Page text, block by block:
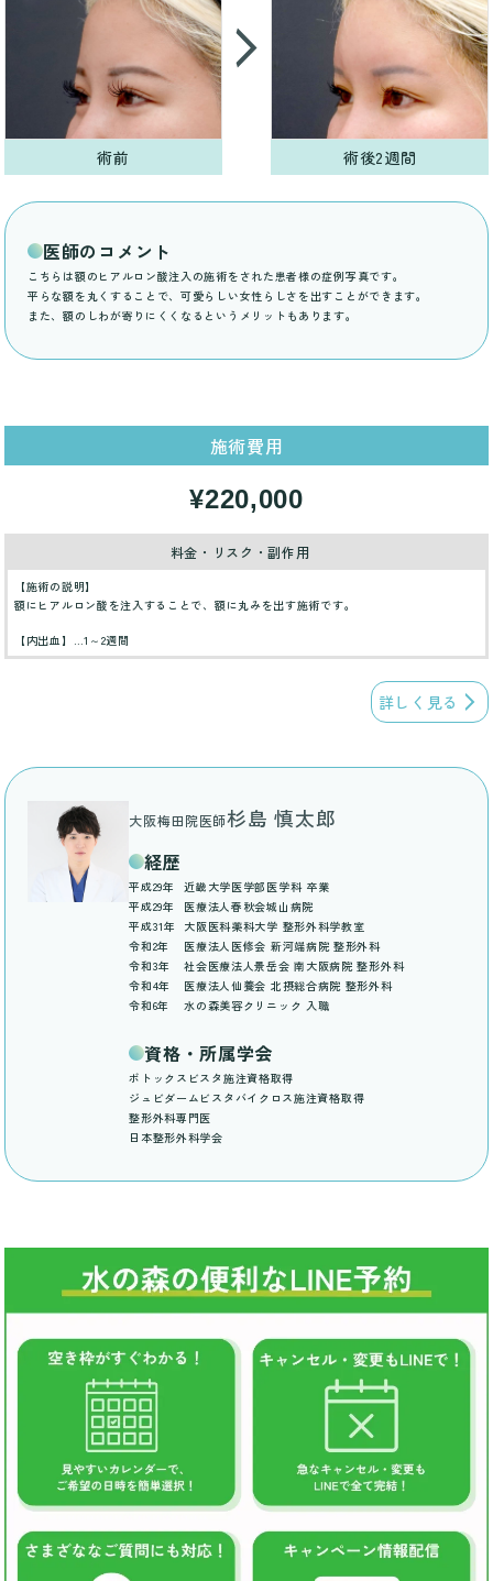
術前 術後2週間
医師のコメント
こちらは額のヒアルロン酸注入の施術をされた患者様の症例写真です。
平らな額を丸くすることで、可愛らしい女性らしさを出すことができます。
また、額のしわが寄りにくくなるというメリットもあります。
施術費用
¥220,000
料金・リスク・副作用
【施術の説明】
額にヒアルロン酸を注入することで、額に丸みを出す施術です。
【内出血】…1～2週間
詳しく見る
大阪梅田院医師杉島 慎太郎
経歴
平成29年
近畿大学医学部医学科 卒業
平成29年
医療法人春秋会城山病院
平成31年
大阪医科薬科大学 整形外科学教室
令和2年
医療法人医修会 新河端病院 整形外科
令和3年
社会医療法人景岳会 南大阪病院 整形外科
令和4年
医療法人仙養会 北摂総合病院 整形外科
令和6年
水の森美容クリニック 入職
資格・所属学会
ボトックスビスタ施注資格取得
ジュビダームビスタバイクロス施注資格取得
整形外科専門医
日本整形外科学会